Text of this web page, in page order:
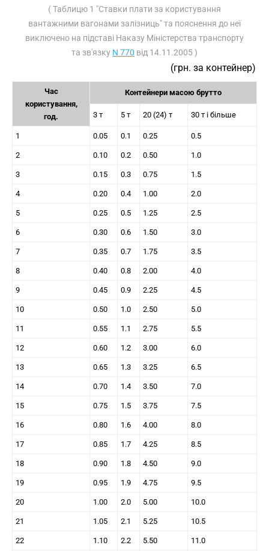
( Таблицю 1 "Ставки плати за користування
вантажними вагонами залізниць" та пояснення до неї
виключено на підставі Наказу Міністерства транспорту
та зв'язку N 770 від 14.11.2005 )
(грн. за контейнер)
Час
користування,
год.
Контейнери масою брутто
3 т 5 т 20 (24) т 30 т і більше
1 0.05 0.1 0.25 0.5
2 0.10 0.2 0.50 1.0
3 0.15 0.3 0.75 1.5
4 0.20 0.4 1.00 2.0
5 0.25 0.5 1.25 2.5
6 0.30 0.6 1.50 3.0
7 0.35 0.7 1.75 3.5
8 0.40 0.8 2.00 4.0
9 0.45 0.9 2.25 4.5
10 0.50 1.0 2.50 5.0
11 0.55 1.1 2.75 5.5
12 0.60 1.2 3.00 6.0
13 0.65 1.3 3.25 6.5
14 0.70 1.4 3.50 7.0
15 0.75 1.5 3.75 7.5
16 0.80 1.6 4.00 8.0
17 0.85 1.7 4.25 8.5
18 0.90 1.8 4.50 9.0
19 0.95 1.9 4.75 9.5
20 1.00 2.0 5.00 10.0
21 1.05 2.1 5.25 10.5
22 1.10 2.2 5.50 11.0